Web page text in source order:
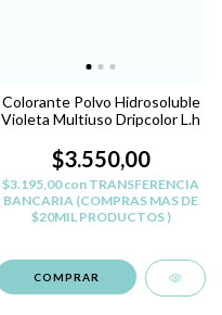
Colorante Polvo Hidrosoluble
Violeta Multiuso Dripcolor L.h
$3.550,00
$3.195,00con TRANSFERENCIA
BANCARIA (COMPRAS MAS DE
$20MIL PRODUCTOS )